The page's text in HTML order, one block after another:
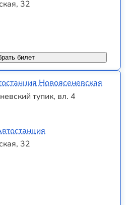
32
билет
Новоясеневская
тупик, вл. 4
32